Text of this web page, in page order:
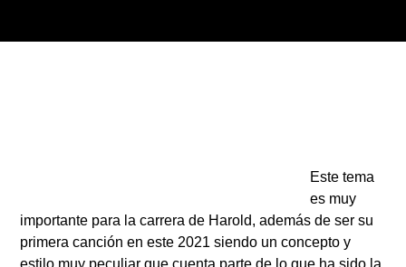
Este tema
es muy
importante para la carrera de Harold, además de ser su
primera canción en este 2021 siendo un concepto y
estilo muy peculiar que cuenta parte de lo que ha sido la